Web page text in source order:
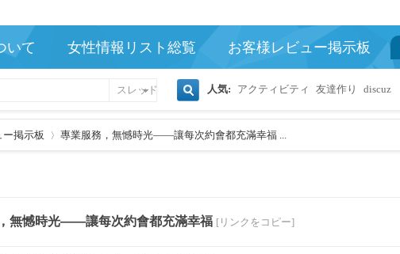
いて 女性情報リスト総覧 お客様レビュー掲示板
スレッド 人気: アクティビティ 友達作り discuz
ー掲示板 專業服務，無憾時光——讓每次約會都充滿幸福 ...
無憾時光——讓每次約會都充滿幸福 [リンクをコピー]